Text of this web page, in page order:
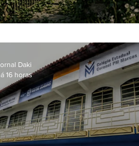
Daki
16 horas